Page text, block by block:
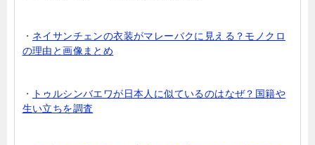
・ ネイサンチェンの衣装がマレーバクに見える？モノクロ
の理由と画像まとめ
・
トゥルシンバエワが日本人に似ているのはなぜ？国籍や
生い立ちを調査